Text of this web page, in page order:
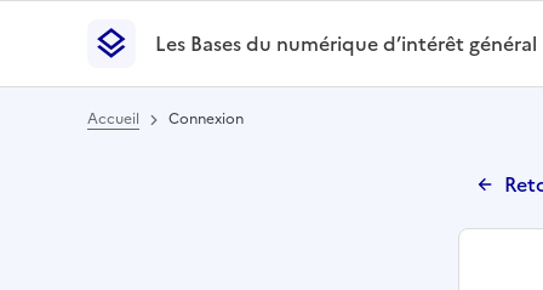
Les Bases du numérique d’intérêt général-
Les Bases du numérique d’intérêt général
Accueil Connexion